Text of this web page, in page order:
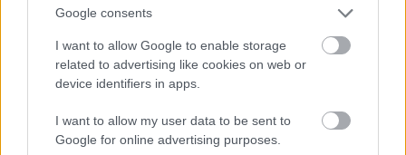
Google consents
I want to allow Google to enable storage
related to advertising like cookies on web or
device identifiers in apps.
I want to allow my user data to be sent to
Google for online advertising purposes.
a hatalom előtti behódolás gesztusaként állna
erdőszélenpedig aztán vitathatatlanul egy apró ékkő
a menzeli életmű díszes koronájában. (Olyan
hasonlat ez, melynek vele kapcsolatos használata
ellen a plebejus Menzel alighanem tiltakozna.)